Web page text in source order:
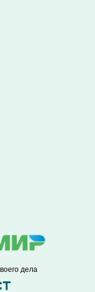
дела